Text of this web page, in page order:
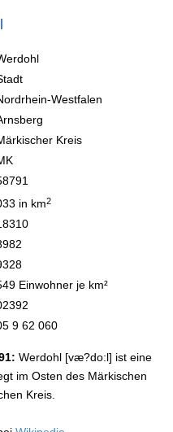
Westfalen
Kreis
in km2
Einwohner je km²
9 62 060
Werdohl [væ?do:l] ist eine
im Osten des Märkischen
Kreis.